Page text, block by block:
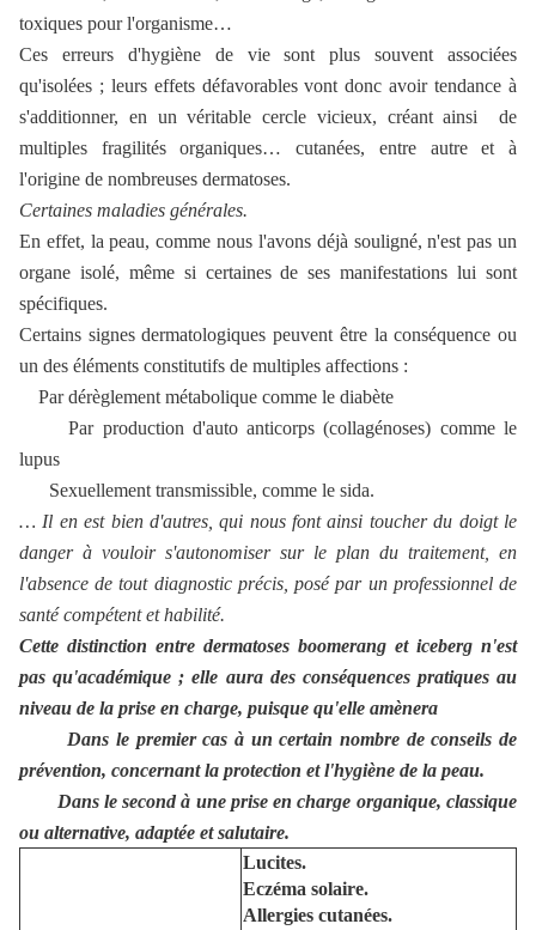
toxiques pour l'organisme…
Ces erreurs d'hygiène de vie sont plus souvent associées
qu'isolées ; leurs effets défavorables vont donc avoir tendance à
s'additionner, en un véritable cercle vicieux, créant ainsi de
multiples fragilités organiques… cutanées, entre autre et à
l'origine de nombreuses dermatoses.
Certaines maladies générales.
En effet, la peau, comme nous l'avons déjà souligné, n'est pas un
organe isolé, même si certaines de ses manifestations lui sont
spécifiques.
Certains signes dermatologiques peuvent être la conséquence ou
un des éléments constitutifs de multiples affections :
Par dérèglement métabolique comme le diabète
Par production d'auto anticorps (collagénoses) comme le
lupus
Sexuellement transmissible, comme le sida.
… Il en est bien d'autres, qui nous font ainsi toucher du doigt le
danger à vouloir s'autonomiser sur le plan du traitement, en
l'absence de tout diagnostic précis, posé par un professionnel de
santé compétent et habilité.
Cette distinction entre dermatoses boomerang et iceberg n'est
pas qu'académique ; elle aura des conséquences pratiques au
niveau de la prise en charge, puisque qu'elle amènera
Dans le premier cas à un certain nombre de conseils de
prévention, concernant la protection et l'hygiène de la peau.
Dans le second à une prise en charge organique, classique
ou alternative, adaptée et salutaire.
Lucites.
Eczéma solaire.
Allergies cutanées.